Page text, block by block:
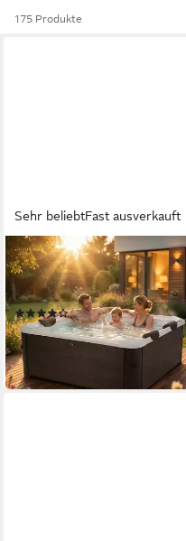
175 Produkte
Sehr beliebtFast ausverkauft
MSPA
Whirlpool Frame Tribeca F-
TR062W - 6 Personen
(22)
1.549,00 € 1.999,00 €
-23%
in 3-4 Werktagen bei dir